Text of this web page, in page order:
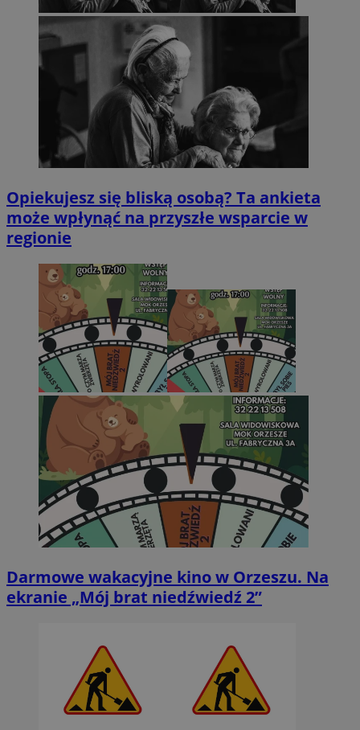
Opiekujesz się bliską osobą? Ta ankieta
może wpłynąć na przyszłe wsparcie w
regionie
Darmowe wakacyjne kino w Orzeszu. Na
ekranie „Mój brat niedźwiedź 2”